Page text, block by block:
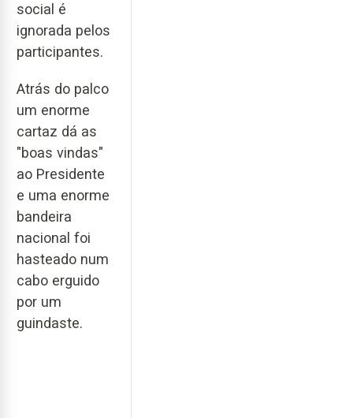
social é
ignorada pelos
participantes.
Atrás do palco
um enorme
cartaz dá as
"boas vindas"
ao Presidente
e uma enorme
bandeira
nacional foi
hasteado num
cabo erguido
por um
guindaste.